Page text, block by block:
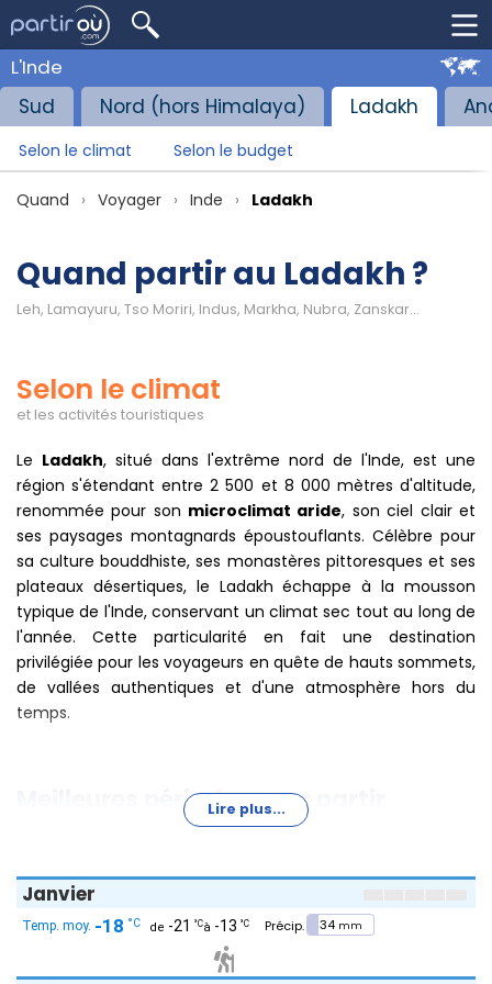
L'Inde
Sud
Nord (hors Himalaya) Ladakh
Selon le climat Selon le budget
Quand Voyager Inde Ladakh
Quand partir au Ladakh ?
Leh, Lamayuru, Tso Moriri, Indus, Markha, Nubra, Zanskar...
Selon le climat
et les activités touristiques
Le Ladakh, situé dans l'extrême nord de l'Inde, est une
région s'étendant entre 2 500 et 8 000 mètres d'altitude,
renommée pour son microclimat aride, son ciel clair et
ses paysages montagnards époustouflants. Célèbre pour
sa culture bouddhiste, ses monastères pittoresques et ses
plateaux désertiques, le Ladakh échappe à la mousson
typique de l'Inde, conservant un climat sec tout au long de
l'année. Cette particularité en fait une destination
privilégiée pour les voyageurs en quête de hauts sommets,
de vallées authentiques et d'une atmosphère hors du
temps.
Meilleures périodes pour partir
dejuin à septembre. Durant cette période,
particulièrement en juillet et août, les températures sont
agréables, les routes de haute montagne sont
entièrement dégagées, et toutes les grandes
Lire plus...
Janvier
-18 °C -21 °C -13 °C 34 mm